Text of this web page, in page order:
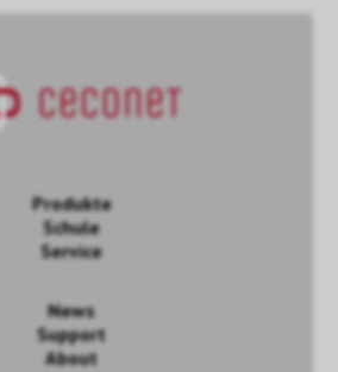
Produkte
Schule
Service
News
Support
About